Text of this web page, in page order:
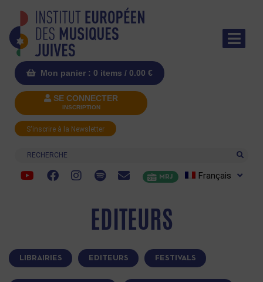
Mon panier : 0 items / 0.00 €
SE CONNECTER
INSCRIPTION
S'inscrire à la Newsletter
Recherche
MRJ Français
EDITEURS
LIBRAIRIES EDITEURS FESTIVALS